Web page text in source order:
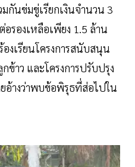
มกันข่มขู่เรียกเงินจำนวน 3
รองเหลือเพียง 1.5 ล้าน
งเรียนโครงการสนับสนุน
าว และโครงการปรับปรุง
อ้างว่าพบข้อพิรุธที่ส่อไปใน